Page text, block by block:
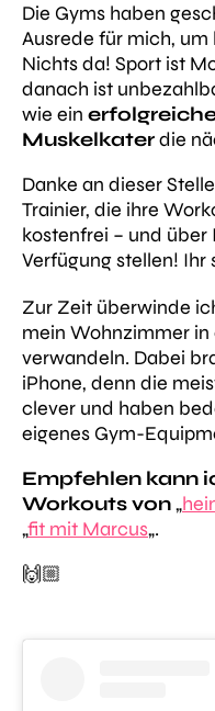
Die Gyms haben
Ausrede für mich, um
Nichts da! Sport ist
danach ist
wie ein
Muskelkaterdie
Danke an dieser
Trainier, die ihre
kostenfrei – und über
Verfügung stellen! Ihr
Zur Zeit überwinde
mein Wohnzimmer in
verwandeln. Dabei
iPhone, denn die
clever und haben
eigenes Gym-
Empfehlen kann
Workouts von„
„fit mit Marcus„.
🙌🏼